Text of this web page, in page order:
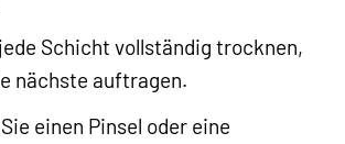
Schicht vollständig trocknen,
nächste auftragen.
einen Pinsel oder eine